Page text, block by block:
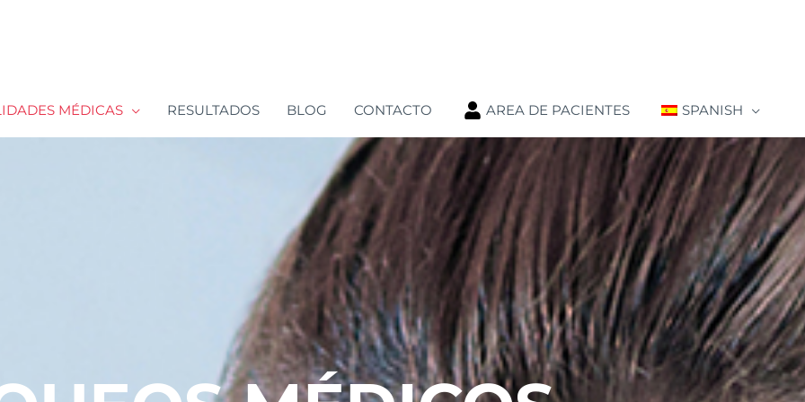
MÉDICAS RESULTADOS BLOG CONTACTO AREA DE PACIENTES SPANISH